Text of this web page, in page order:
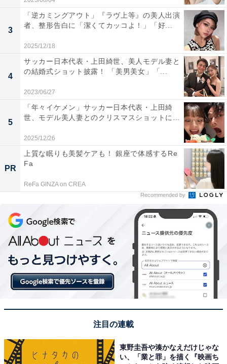
3
「逆カミングアウト」『ラヴ上等』の美人出演
者、整形告白に「潔くてカッコよ！」「好...
2025/12/18
4
サッカー日本代表・上田綺世、美人モデル妻と
の結婚式ショット披露！ 「美男美女」「...
2023/06/27
5
「年々イケメン」サッカー日本代表・上田綺
世、モデル美人妻とのクリスマスショットに...
2025/12/26
PR
上質な眠りも美髪ケアも！ 銀座で体感するRe
Fa
ReFa GINZA on CREA
Recommended by
注目の連載
東野圭吾や湊かなえだけじゃな
い、「業と罪」を描く『映画ち